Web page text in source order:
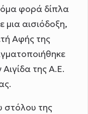
φορά δίπλα
μια αισιόδοξη,
Αφής της
της Α.Ε.
στόλου της